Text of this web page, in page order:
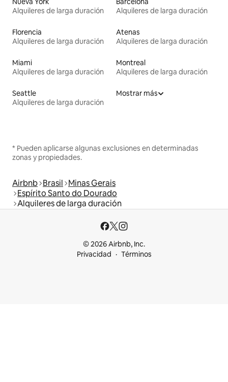
Alquileres de larga duración
Alquileres de larga duración
Florencia
Alquileres de larga duración
Atenas
Alquileres de larga duración
Miami
Alquileres de larga duración
Montreal
Alquileres de larga duración
Seattle
Alquileres de larga duración
Mostrar más
* Pueden aplicarse algunas exclusiones en determinadas
zonas y propiedades.
Airbnb Brasil Minas Gerais
Espírito Santo do Dourado
Alquileres de larga duración
© 2026 Airbnb, Inc.
Privacidad
Términos